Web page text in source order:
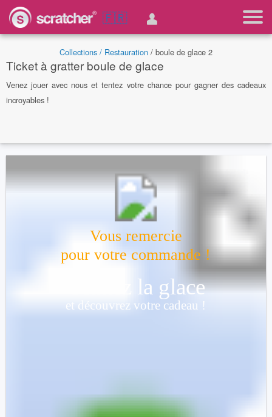
🇫🇷
Collections / Restauration / boule de glace 2
Ticket à gratter boule de glace
Venez jouer avec nous et tentez votre chance pour gagner des cadeaux
incroyables !
Vous remercie
pour votre commande !
Grattez la glace
et découvrez votre cadeau !
boules